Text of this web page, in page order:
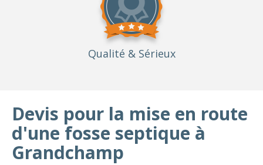
Qualité & Sérieux
Devis pour la mise en route
d'une fosse septique à
Grandchamp